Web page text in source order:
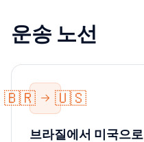
운송 노선
🇧🇷 🇺🇸
브라질에서 미국으로